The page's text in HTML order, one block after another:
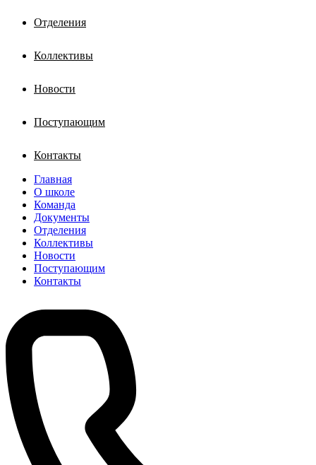
Отделения
Коллективы
Новости
Поступающим
Контакты
Главная
О школе
Команда
Документы
Отделения
Коллективы
Новости
Поступающим
Контакты